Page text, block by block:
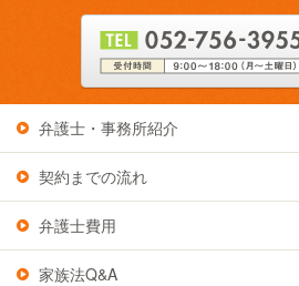
弁護士・事務所紹介
契約までの流れ
弁護士費用
家族法Q&A